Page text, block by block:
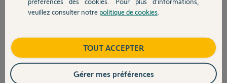
Contact
il y a presque 2 ans
Réponses
veuillez consulter notre politique de cookies
TOUT ACCEPTER
Gérer mes préférences